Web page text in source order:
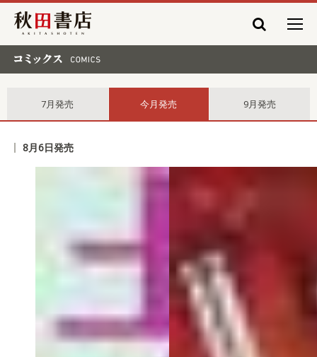
秋田書店
7月発売 今月発売 9月発売
8月6日発売